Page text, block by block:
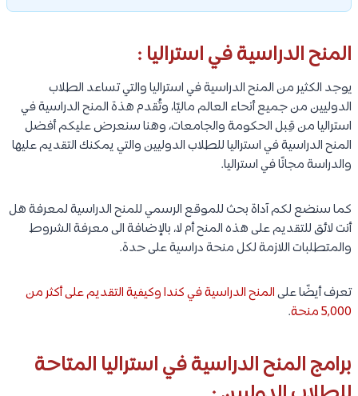
المنح الدراسية في استراليا :
يوجد الكثير من المنح الدراسية في استراليا والتي تساعد الطلاب
الدوليين من جميع أنحاء العالم ماليًا، وتُقدم هذة المنح الدراسية في
استراليا من قِبل الحكومة والجامعات، وهنا سنعرض عليكم أفضل
المنح الدراسية في استراليا للطلاب الدوليين والتي يمكنك التقديم عليها
والدراسة مجانًا في استراليا.
كما سنضع لكم آداة بحث للموقع الرسمي للمنح الدراسية لمعرفة هل
أنت لائق للتقديم على هذه المنح أم لا، بالإضافة الى معرفة الشروط
والمتطلبات اللازمة لكل منحة دراسية على حدة.
تعرف أيضًا علىالمنح الدراسية في كندا وكيفية التقديم على أكثر من
5,000 منحة
.
برامج المنح الدراسية في استراليا المتاحة